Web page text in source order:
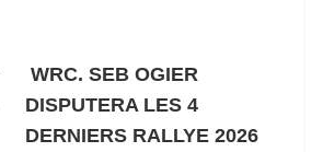
WRC. SEB OGIER
DISPUTERA LES 4
DERNIERS RALLYE 2026